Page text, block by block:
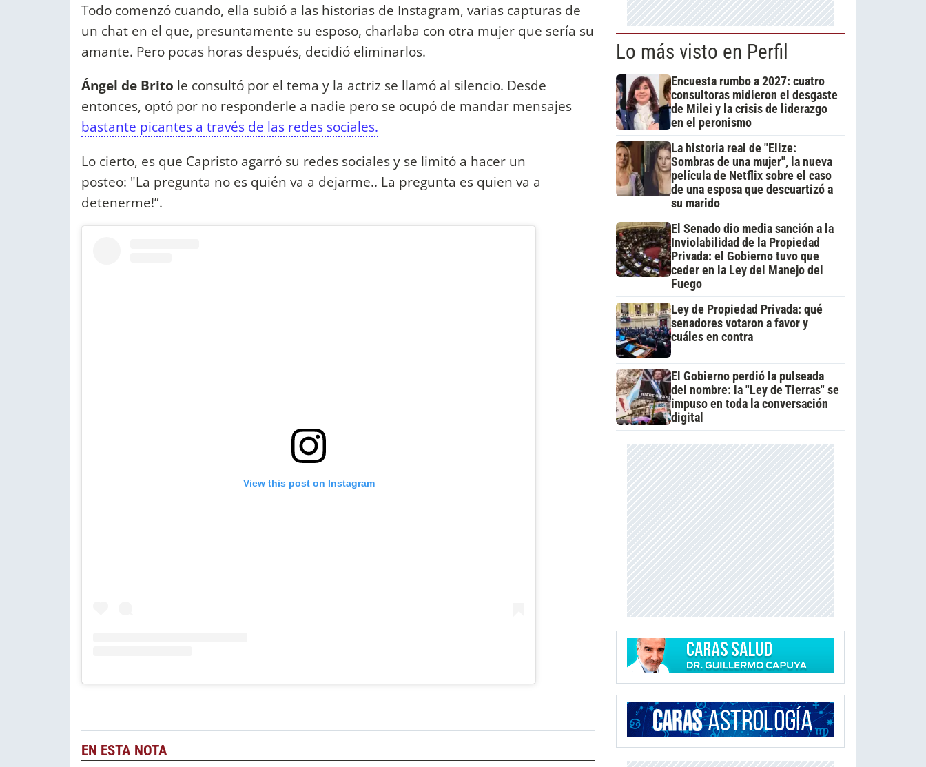
Todo comenzó cuando, ella subió a las historias de Instagram, varias capturas de
un chat en el que, presuntamente su esposo, charlaba con otra mujer que sería su
amante. Pero pocas horas después, decidió eliminarlos.
Ángel de Brito le consultó por el tema y la actriz se llamó al silencio. Desde
entonces, optó por no responderle a nadie pero se ocupó de mandar mensajes
bastante picantes a través de las redes sociales.
Lo cierto, es que Capristo agarró su redes sociales y se limitó a hacer un
posteo: "La pregunta no es quién va a dejarme.. La pregunta es quien va a
detenerme!”.
View this post on Instagram
EN ESTA NOTA
Lo más visto en Perfil
Encuesta rumbo a 2027: cuatro
consultoras midieron el desgaste
de Milei y la crisis de liderazgo
en el peronismo
La historia real de "Elize:
Sombras de una mujer", la nueva
película de Netflix sobre el caso
de una esposa que descuartizó a
su marido
El Senado dio media sanción a la
Inviolabilidad de la Propiedad
Privada: el Gobierno tuvo que
ceder en la Ley del Manejo del
Fuego
Ley de Propiedad Privada: qué
senadores votaron a favor y
cuáles en contra
El Gobierno perdió la pulseada
del nombre: la "Ley de Tierras" se
impuso en toda la conversación
digital